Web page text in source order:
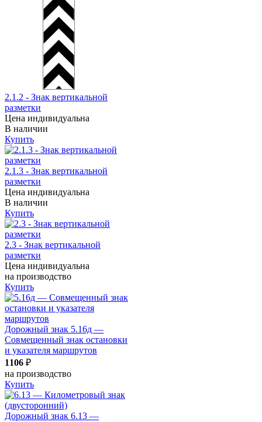
2.1.2 - Знак вертикальной
разметки
Цена индивидуальна
В наличии
Купить
2.1.3 - Знак вертикальной
разметки
Цена индивидуальна
В наличии
Купить
2.3 - Знак вертикальной
разметки
Цена индивидуальна
на производство
Купить
Дорожный знак 5.16д —
Совмещенный знак остановки
и указателя маршрутов
1106 ₽
на производство
Купить
Дорожный знак 6.13 —